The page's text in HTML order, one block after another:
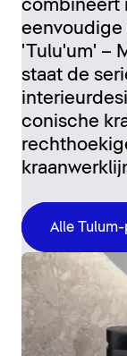
combineert
eenvoudige
'Tulu'um' –
staat de
conische
Alle